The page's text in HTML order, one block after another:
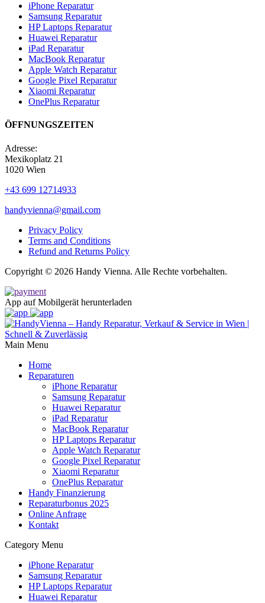
iPhone Reparatur
Samsung Reparatur
HP Laptops Reparatur
Huawei Reparatur
iPad Reparatur
MacBook Reparatur
Apple Watch Reparatur
Google Pixel Reparatur
Xiaomi Reparatur
OnePlus Reparatur
ÖFFNUNGSZEITEN
Adresse:
Mexikoplatz 21
1020 Wien
+43 699 12714933
handyvienna@gmail.com
Privacy Policy
Terms and Conditions
Refund and Returns Policy
Copyright © 2026 Handy Vienna. Alle Rechte vorbehalten.
App auf Mobilgerät herunterladen
Main Menu
Home
Reparaturen
iPhone Reparatur
Samsung Reparatur
Huawei Reparatur
iPad Reparatur
MacBook Reparatur
HP Laptops Reparatur
Apple Watch Reparatur
Google Pixel Reparatur
Xiaomi Reparatur
OnePlus Reparatur
Handy Finanzierung
Reparaturbonus 2025
Online Anfrage
Kontakt
Category Menu
iPhone Reparatur
Samsung Reparatur
HP Laptops Reparatur
Huawei Reparatur